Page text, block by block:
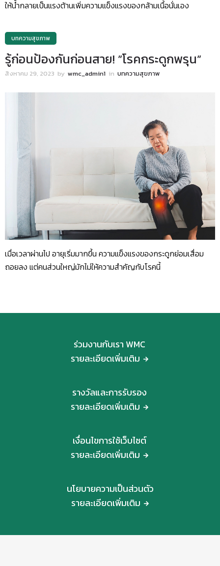
ให้น้ำกลายเป็นแรงต้านเพิ่มความแข็งแรงของกล้ามเนื้อนั่นเอง
บทความสุขภาพ
รู้ก่อนป้องกันก่อนสาย! ”โรคกระดูกพรุน”
สิงหาคม 29, 2023 by wmc_admin1 in บทความสุขภาพ
เมื่อเวลาผ่านไป อายุเริ่มมากขึ้น ความแข็งแรงของกระดูกย่อมเสื่อม
ถอยลง แต่คนส่วนใหญ่มักไม่ให้ความสำคัญกับโรคนี้
ร่วมงานกับเรา WMC
รายละเอียดเพิ่มเติม
รางวัลและการรับรอง
รายละเอียดเพิ่มเติม
เงื่อนไขการใช้เว็บไซต์
รายละเอียดเพิ่มเติม
นโยบายความเป็นส่วนตัว
รายละเอียดเพิ่มเติม